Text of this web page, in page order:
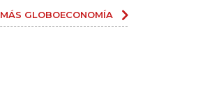
MÁS GLOBOECONOMÍA